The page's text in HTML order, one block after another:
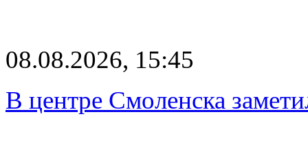
08.08.2026, 15:45
В центре Смоленска